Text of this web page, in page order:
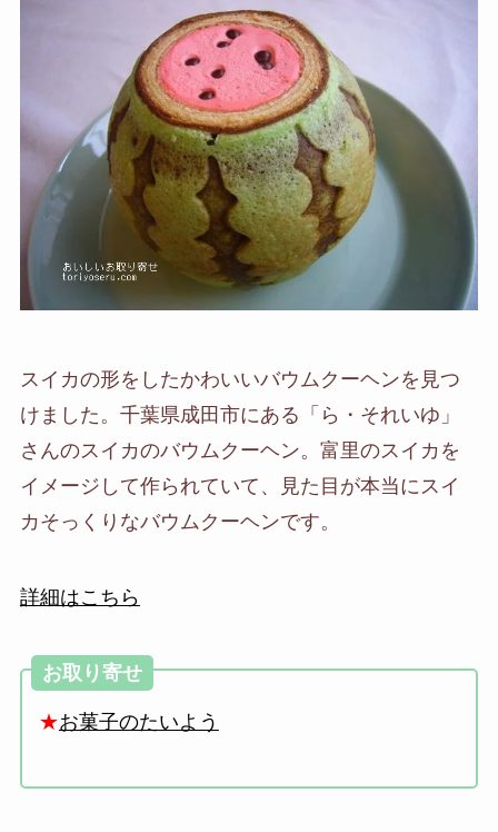
スイカの形をしたかわいいバウムクーヘンを見つ
けました。千葉県成田市にある「ら・それいゆ」
さんのスイカのバウムクーヘン。富里のスイカを
イメージして作られていて、見た目が本当にスイ
カそっくりなバウムクーヘンです。
詳細はこちら
お取り寄せ
★お菓子のたいよう